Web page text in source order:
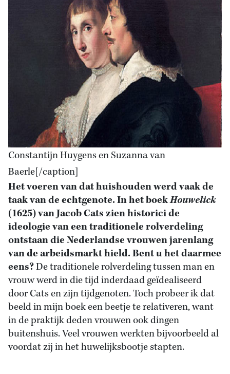
Constantijn Huygens en Suzanna van
Baerle[/caption]
Het voeren van dat huishouden werd vaak de
taak van de echtgenote. In het boekHouwelick
(1625)van Jacob Cats zien historici de
ideologie van een traditionele rolverdeling
ontstaan die Nederlandse vrouwen jarenlang
van de arbeidsmarkt hield. Bent u het daarmee
eens?De traditionele rolverdeling tussen man en
vrouw werd in die tijd inderdaad geïdealiseerd
door Cats en zijn tijdgenoten. Toch probeer ik dat
beeld in mijn boek een beetje te relativeren, want
in de praktijk deden vrouwen ook dingen
buitenshuis. Veel vrouwen werkten bijvoorbeeld al
voordat zij in het huwelijksbootje stapten.